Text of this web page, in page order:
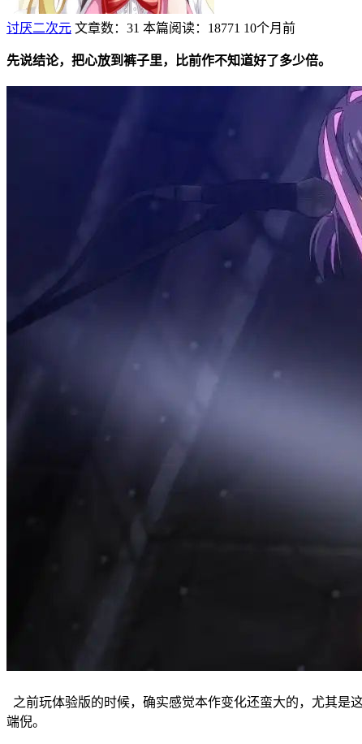
讨厌二次元 文章数：31 本篇阅读：18771 10个月前
先说结论，把心放到裤子里，比前作不知道好了多少倍。
之前玩体验版的时候，确实感觉本作变化还蛮大的，尤其是
端倪。